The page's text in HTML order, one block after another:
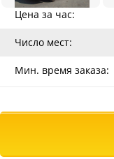
Цена за час:
Число мест:
Мин. время заказа: